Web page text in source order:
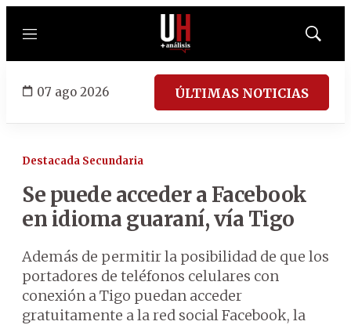
Menú
Mostrar
07 ago 2026 ÚLTIMAS NOTICIAS
Destacada Secundaria
Se puede acceder a Facebook
en idioma guaraní, vía Tigo
Además de permitir la posibilidad de que los
portadores de teléfonos celulares con
conexión a Tigo puedan acceder
gratuitamente a la red social Facebook, la